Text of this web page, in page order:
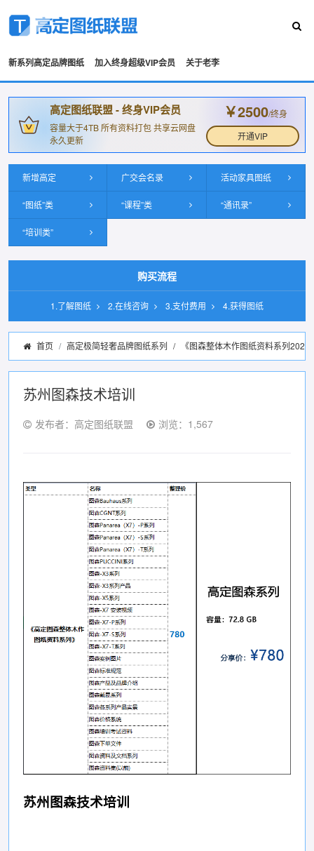
新系列高定品牌图纸 加入终身超级VIP会员 关于老李
高定图纸联盟 - 终身VIP会员
容量大于4TB 所有资料打包 共享云网盘
永久更新
￥2500/终身
开通VIP
新增高定 广交会名录 活动家具图纸
“图纸”类 “课程”类 “通讯录”
“培训类”
购买流程
1.了解图纸 2.在线咨询 3.支付费用 4.获得图纸
首页 高定极简轻奢品牌图纸系列 / 《图森整体木作图纸资料系列2022
苏州图森技术培训
发布者：高定图纸联盟 浏览：1,567
苏州图森技术培训